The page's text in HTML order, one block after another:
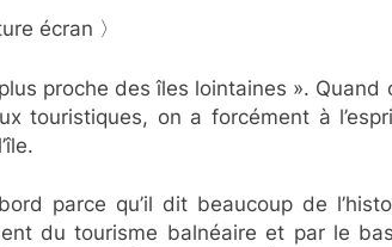
écran 〉
proche des îles lointaines ». Quand
touristiques, on a forcément à
parce qu’il dit beaucoup de
du tourisme balnéaire et par le